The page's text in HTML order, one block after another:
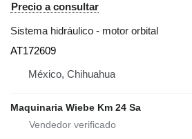
Precio a consultar
Sistema hidráulico - motor orbital
AT172609
México, Chihuahua
Maquinaria Wiebe Km 24 Sa